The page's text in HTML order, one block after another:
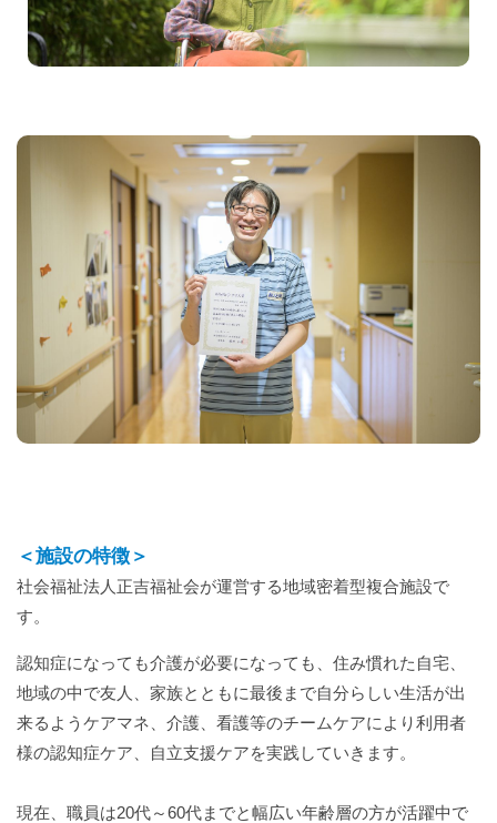
＜施設の特徴＞
社会福祉法人正吉福祉会が運営する地域密着型複合施設で
す。
認知症になっても介護が必要になっても、住み慣れた自宅、
地域の中で友人、家族とともに最後まで自分らしい生活が出
来るようケアマネ、介護、看護等のチームケアにより利用者
様の認知症ケア、自立支援ケアを実践していきます。
現在、職員は20代～60代までと幅広い年齢層の方が活躍中で